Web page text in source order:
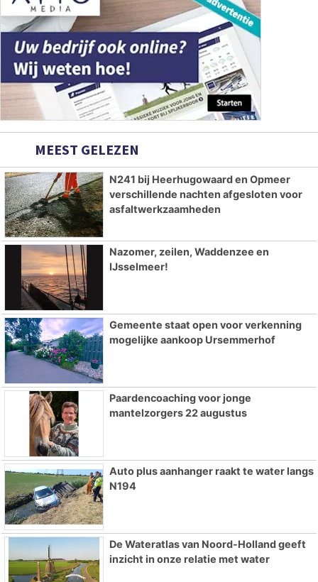
MEEST GELEZEN
N241 bij Heerhugowaard en Opmeer
verschillende nachten afgesloten voor
asfaltwerkzaamheden
Nazomer, zeilen, Waddenzee en
IJsselmeer!
Gemeente staat open voor verkenning
mogelijke aankoop Ursemmerhof
Paardencoaching voor jonge
mantelzorgers 22 augustus
Auto plus aanhanger raakt te water langs
N194
De Wateratlas van Noord-Holland geeft
inzicht in onze relatie met water